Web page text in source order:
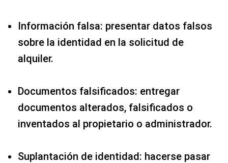
Información falsa: presentar datos falsos
sobre la identidad en la solicitud de
alquiler.
Documentos falsificados: entregar
documentos alterados, falsificados o
inventados al propietario o administrador.
Suplantación de identidad: hacerse pasar